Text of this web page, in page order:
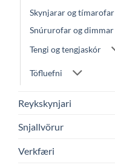
Skynjarar og tímarofar
Snúrurofar og dimmar
Tengi og tengjaskór
Töfluefni
Reykskynjari
Snjallvörur
Verkfæri